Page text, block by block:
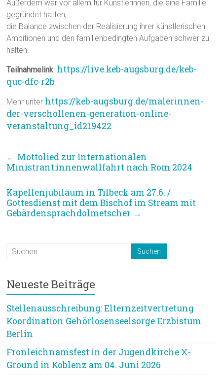
Außerdem war vor allem für Künstlerinnen, die eine Familie
gegründet hatten,
die Balance zwischen der Realisierung ihrer künstlerischen
Ambitionen und den familienbedingten Aufgaben schwer zu
halten.
Teilnahmelink: https://live.keb-augsburg.de/keb-
quc-dfc-r2b
Mehr unter https://keb-augsburg.de/malerinnen-
der-verschollenen-generation-online-
veranstaltung_id219422
← Mottolied zur Internationalen
Ministrant:innenwallfahrt nach Rom 2024
Kapellenjubiläum in Tilbeck am 27.6. /
Gottesdienst mit dem Bischof im Stream mit
Gebärdensprachdolmetscher →
Neueste Beiträge
Stellenausschreibung: Elternzeitvertretung
Koordination Gehörlosenseelsorge Erzbistum
Berlin
Fronleichnamsfest in der Jugendkirche X-
Ground in Koblenz am 04. Juni 2026